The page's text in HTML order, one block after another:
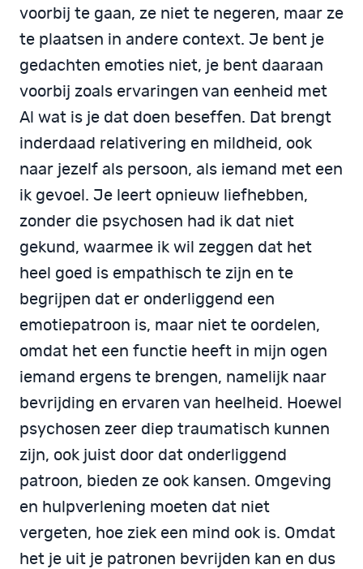
voorbij te gaan, ze niet te negeren, maar ze
te plaatsen in andere context. Je bent je
gedachten emoties niet, je bent daaraan
voorbij zoals ervaringen van eenheid met
Al wat is je dat doen beseffen. Dat brengt
inderdaad relativering en mildheid, ook
naar jezelf als persoon, als iemand met een
ik gevoel. Je leert opnieuw liefhebben,
zonder die psychosen had ik dat niet
gekund, waarmee ik wil zeggen dat het
heel goed is empathisch te zijn en te
begrijpen dat er onderliggend een
emotiepatroon is, maar niet te oordelen,
omdat het een functie heeft in mijn ogen
iemand ergens te brengen, namelijk naar
bevrijding en ervaren van heelheid. Hoewel
psychosen zeer diep traumatisch kunnen
zijn, ook juist door dat onderliggend
patroon, bieden ze ook kansen. Omgeving
en hulpverlening moeten dat niet
vergeten, hoe ziek een mind ook is. Omdat
het je uit je patronen bevrijden kan en dus